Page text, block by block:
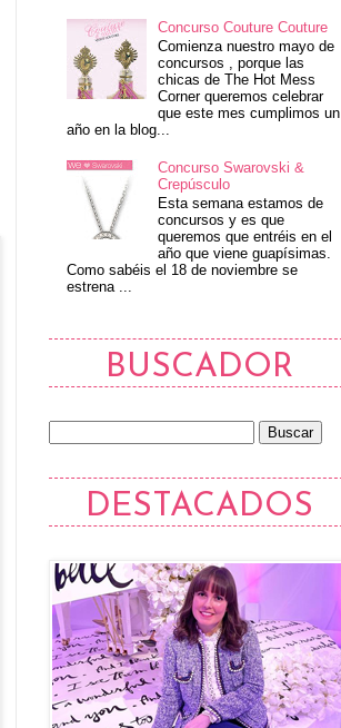
Concurso Couture Couture
Comienza nuestro mayo de
concursos , porque las
chicas de The Hot Mess
Corner queremos celebrar
que este mes cumplimos un
año en la blog...
Concurso Swarovski &
Crepúsculo
Esta semana estamos de
concursos y es que
queremos que entréis en el
año que viene guapísimas.
Como sabéis el 18 de noviembre se
estrena ...
BUSCADOR
DESTACADOS